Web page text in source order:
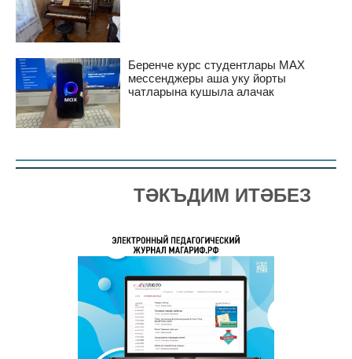
Беренче курс студентлары MAX
мессенджеры аша уку йорты
чатларына кушыла алачак
ТӘКЪДИМ ИТӘБЕЗ